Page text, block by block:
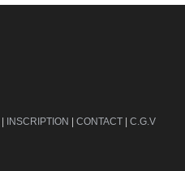
| INSCRIPTION | CONTACT | C.G.V